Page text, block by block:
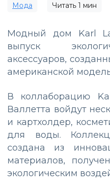
Мода Читать 1 мин
Модный дом Karl
выпуск
аксессуаров,
американской
В коллаборацию
Валлетта войдут
и картхолдер,
для воды.
создана из
материалов,
экологическим